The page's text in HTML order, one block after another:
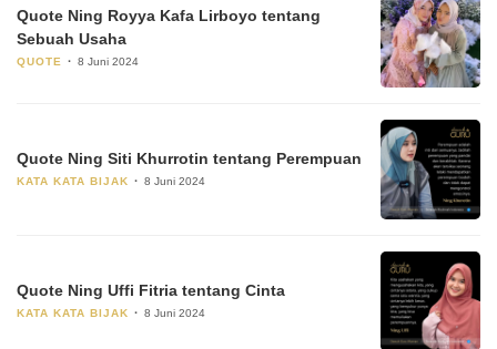
Quote Ning Royya Kafa Lirboyo tentang
Sebuah Usaha
QUOTE 8 Juni 2024
Quote Ning Siti Khurrotin tentang Perempuan
KATA KATA BIJAK 8 Juni 2024
Quote Ning Uffi Fitria tentang Cinta
KATA KATA BIJAK 8 Juni 2024